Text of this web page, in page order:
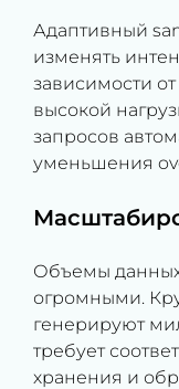
Адаптивный
изменять
зависимости
высокой
запросов
уменьшения
Объемы данных
огромными.
генерируют
требует
хранения и